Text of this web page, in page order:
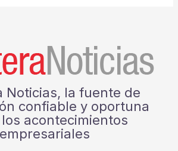
Noticias, la fuente de
confiable y oportuna
acontecimientos
empresariales